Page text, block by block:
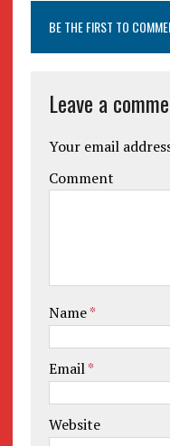
BE THE FIRST TO
Leave a
Your email
Comment
Name*
Email*
Website